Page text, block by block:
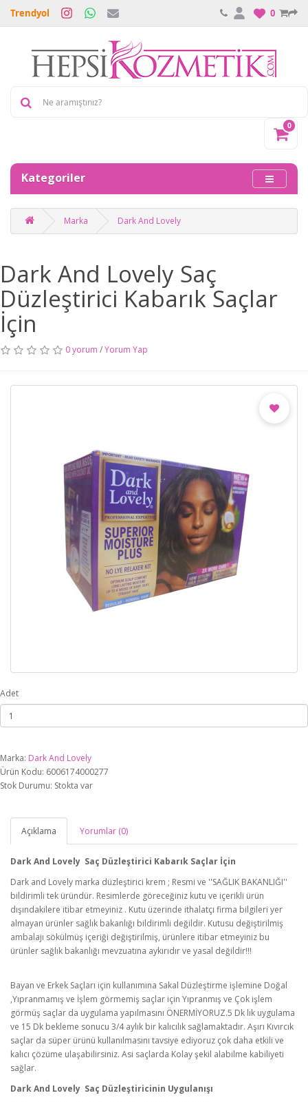
Trendyol 0
0
Kategoriler
Marka Dark And Lovely
Dark And Lovely Saç
Düzleştirici Kabarık Saçlar
İçin
0 yorum /Yorum Yap
Adet
Marka: Dark And Lovely
Ürün Kodu: 6006174000277
Stok Durumu: Stokta var
Açıklama Yorumlar (0)
Dark And Lovely Saç Düzleştirici Kabarık Saçlar İçin
Dark and Lovely marka düzleştirici krem ; Resmi ve ''SAĞLIK BAKANLIĞI''
bildirimli tek üründür. Resimlerde göreceğiniz kutu ve içerikli ürün
dışındakilere itibar etmeyiniz . Kutu üzerinde ithalatçı firma bilgileri yer
almayan ürünler sağlık bakanlığı bildirimli değildir. Kutusu değiştirilmiş
ambalajı sökülmüş içeriği değiştirilmiş, ürünlere itibar etmeyiniz bu
ürünler sağlık bakanlığı mevzuatına aykırıdır ve yasal değildir!!!
Bayan ve Erkek Saçları için kullanımına Sakal Düzleştirme işlemine Doğal
,Yıpranmamış ve İşlem görmemiş saçlar için Yıpranmış ve Çok işlem
görmüş saçlar da uygulama yapılmasını ÖNERMİYORUZ.5 Dk lık uygulama
ve 15 Dk bekleme sonucu 3/4 aylık bir kalıcılık sağlamaktadır. Aşırı Kıvırcık
saçlar da süper ürünü kullanılmasını tavsiye ediyoruz çok daha etkili ve
kalıcı çözüme ulaşabilirsiniz. Asi saçlarda Kolay şekil alabilme kabiliyeti
sağlar.
Dark And Lovely Saç Düzleştiricinin Uygulanışı